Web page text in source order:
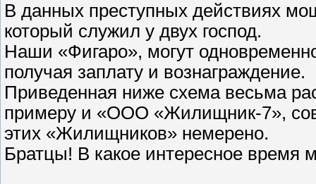
В данных преступных действиях
который служил у двух господ.
Наши «Фигаро», могут
получая заплату и вознаграждение.
Приведенная ниже схема весьма
примеру и «ООО «Жилищник-7»,
этих «Жилищников» немерено.
Братцы! В какое интересное